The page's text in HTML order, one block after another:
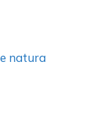
natura